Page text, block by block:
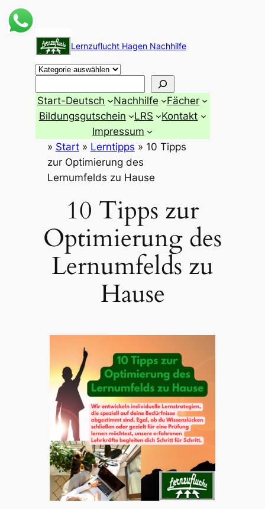
Zum
springen
Lernzuflucht Hagen Nachhilfe
Start-Deutsch Nachhilfe
Fächer
Bildungsgutschein
LRS
Kontakt
Impressum
» Start» Lerntipps » 10 Tipps
zur Optimierung des
Lernumfelds zu Hause
10 Tipps zur
Optimierung des
Lernumfelds zu
Hause